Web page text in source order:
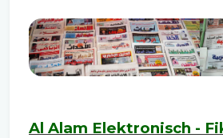
Al Alam Elektronisch -